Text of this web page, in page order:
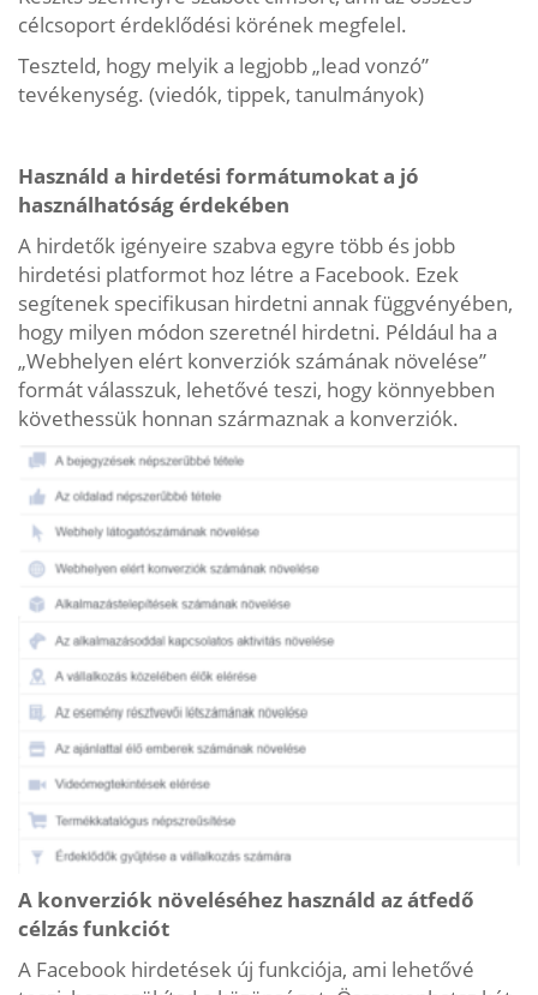
célcsoport érdeklődési körének megfelel.
Teszteld, hogy melyik a legjobb „lead vonzó”
tevékenység. (viedók, tippek, tanulmányok)
Használd a hirdetési formátumokat a jó
használhatóság érdekében
A hirdetők igényeire szabva egyre több és jobb
hirdetési platformot hoz létre a Facebook. Ezek
segítenek specifikusan hirdetni annak függvényében,
hogy milyen módon szeretnél hirdetni. Például ha a
„Webhelyen elért konverziók számának növelése”
formát válasszuk, lehetővé teszi, hogy könnyebben
követhessük honnan származnak a konverziók.
A konverziók növeléséhez használd az átfedő
célzás funkciót
A Facebook hirdetések új funkciója, ami lehetővé